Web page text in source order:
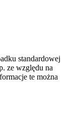
standardowej
ze względu na
te można